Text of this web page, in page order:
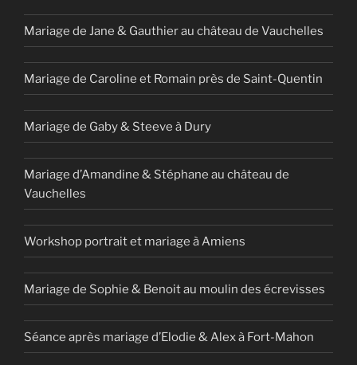
Mariage de Jane & Gauthier au château de Vauchelles
Mariage de Caroline et Romain près de Saint-Quentin
Mariage de Gaby & Steeve à Dury
Mariage d’Amandine & Stéphane au château de
Vauchelles
Workshop portrait et mariage à Amiens
Mariage de Sophie & Benoit au moulin des écrevisses
Séance après mariage d’Elodie & Alex à Fort-Mahon